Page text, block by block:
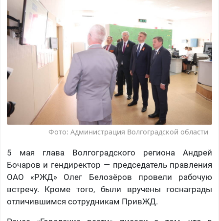
Фото: Администрация Волгоградской области
5 мая глава Волгоградского региона Андрей
Бочаров и гендиректор — председатель правления
ОАО «РЖД» Олег Белозёров провели рабочую
встречу. Кроме того, были вручены госнаграды
отличившимся сотрудникам ПривЖД.